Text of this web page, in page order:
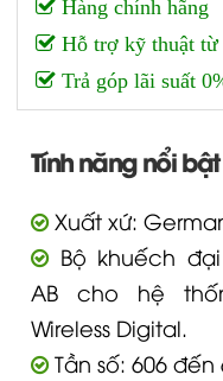
Hàng chính hãng
Hỗ trợ kỹ thuật từ
Trả góp lãi suất
Tính năng nổi bật
Xuất xứ:
Bộ khuếch đại
AB cho hệ
Wireless Digital.
Tần số: 606 đến